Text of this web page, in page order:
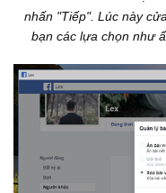
nhấn "Tiếp". Lúc này
bạn các lựa chọn như